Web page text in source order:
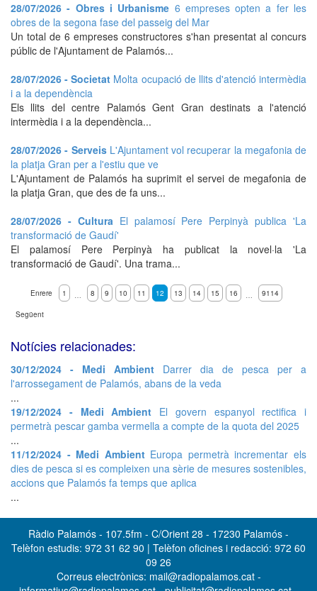
28/07/2026 - Obres i Urbanisme 6 empreses opten a fer les
obres de la segona fase del passeig del Mar
Un total de 6 empreses constructores s'han presentat al concurs
públic de l'Ajuntament de Palamós...
28/07/2026 - Societat Molta ocupació de llits d'atenció intermèdia
i a la dependència
Els llits del centre Palamós Gent Gran destinats a l'atenció
intermèdia i a la dependència...
28/07/2026 - Serveis L'Ajuntament vol recuperar la megafonia de
la platja Gran per a l'estiu que ve
L'Ajuntament de Palamós ha suprimit el servei de megafonia de
la platja Gran, que des de fa uns...
28/07/2026 - Cultura El palamosí Pere Perpinyà publica 'La
transformació de Gaudí'
El palamosí Pere Perpinyà ha publicat la novel·la 'La
transformació de Gaudí'. Una trama...
Enrere 1 … 8 9 10 11 12 13 14 15 16 … 9114
Següent
Notícies relacionades:
30/12/2024 - Medi Ambient Darrer dia de pesca per a
l'arrossegament de Palamós, abans de la veda
...
19/12/2024 - Medi Ambient El govern espanyol rectifica i
permetrà pescar gamba vermella a compte de la quota del 2025
...
11/12/2024 - Medi AmbientEuropa permetrà incrementar els
dies de pesca si es compleixen una sèrie de mesures sostenibles,
accions que Palamós fa temps que aplica
...
Ràdio Palamós - 107.5fm - C/Orient 28 - 17230 Palamós -
Telèfon estudis: 972 31 62 90 | Telèfon oficines i redacció: 972 60
09 26
Correus electrònics: mail@radiopalamos.cat -